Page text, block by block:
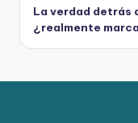
La verdad detrás
¿realmente